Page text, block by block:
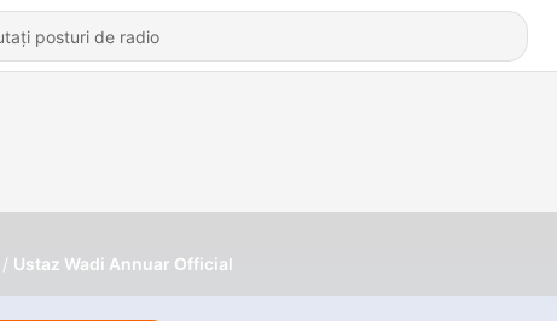
Ustaz Wadi Annuar Official